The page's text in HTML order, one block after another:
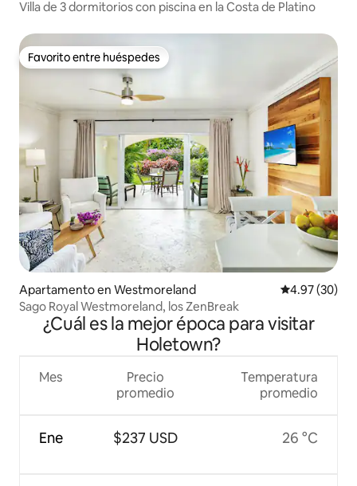
Villa de 3 dormitorios con piscina en la Costa de Platino
Favorito entre huéspedes
Favorito entre huéspedes
Apartamento en Westmoreland Calificación
4.97 (30)
Sago Royal Westmoreland, los ZenBreak
¿Cuál es la mejor época para visitar
Holetown?
Mes
Ene
Precio
promedio
$237 USD
Temperatura
promedio
26 °C